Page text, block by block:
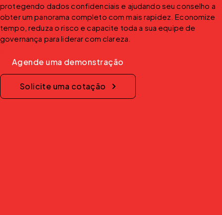
protegendo dados confidenciais e ajudando seu conselho a
obter um panorama completo com mais rapidez. Economize
tempo, reduza o risco e capacite toda a sua equipe de
governança para liderar com clareza.
Agende uma demonstração
Solicite uma cotação